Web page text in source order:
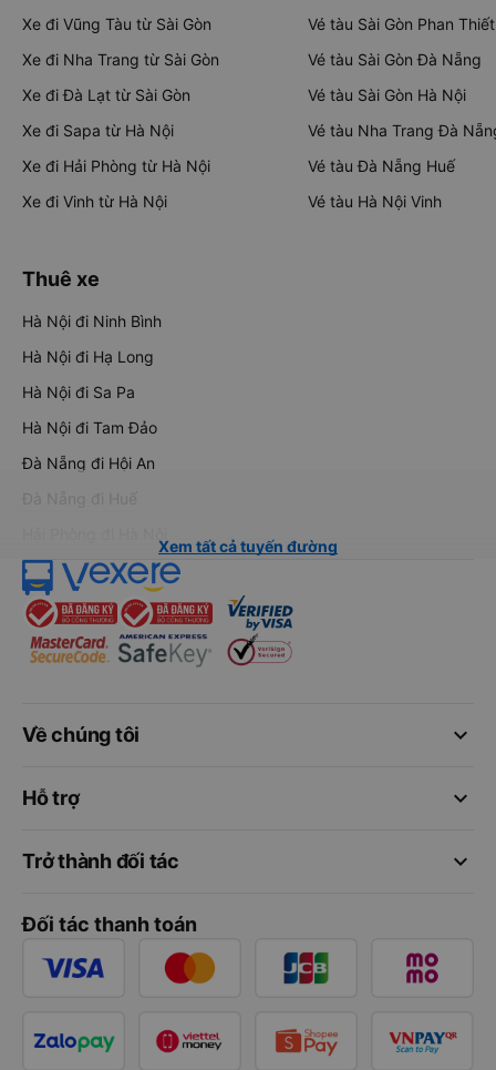
Xe đi Vũng Tàu từ Sài Gòn
Xe đi Nha Trang từ Sài Gòn
Xe đi Đà Lạt từ Sài Gòn
Xe đi Sapa từ Hà Nội
Xe đi Hải Phòng từ Hà Nội
Xe đi Vinh từ Hà Nội
Vé tàu Sài Gòn Phan Thiết
Vé tàu Sài Gòn Đà Nẵng
Vé tàu Sài Gòn Hà Nội
Vé tàu Nha Trang Đà
Vé tàu Đà Nẵng Huế
Vé tàu Hà Nội Vinh
Thuê xe
Hà Nội đi Ninh Bình
Hà Nội đi Hạ Long
Hà Nội đi Sa Pa
Hà Nội đi Tam Đảo
Đà Nẵng đi Hội An
Đà Nẵng đi Huế
Xem tất cả tuyến đường
keyboard_arrow_down
Về chúng tôi
keyboard_arrow_down
Hỗ trợ
keyboard_arrow_down
Trở thành đối tác
Đối tác thanh toán